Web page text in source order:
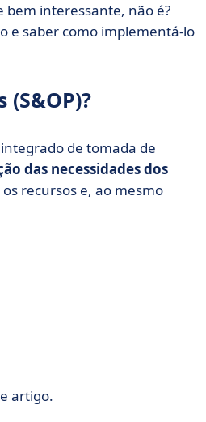
bem interessante, não é?
e saber como implementá-lo
de tomada de
das necessidades dos
os recursos e, ao mesmo
artigo.